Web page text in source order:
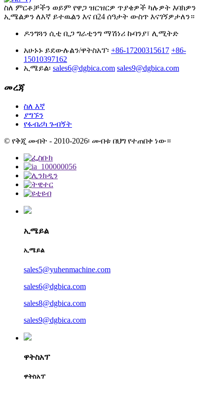
ስለ ምርቶቻችን ወይም የዋጋ ዝርዝርዎ ጥያቄዎች ካሉዎት እባክዎን
ኢሜልዎን ለእኛ ይተዉልን እና በ24 ሰዓታት ውስጥ እናገኝዎታለን።
ዶንግጓን ሲቲ ቢጋ ግራቲንግ ማሽነሪ ኩባንያ፣ ሊሚትድ
አሁኑኑ ይደውሉልን/ዋትስአፕ፡ +86-17200315617 +86-
15010397162
ኢሜይል፡ sales6@dgbica.com sales9@dgbica.com
መረጃ
ስለ እኛ
ያግኙን
የፋብሪካ ጉብኝት
© የቅጂ መብት - 2010-2026፡ መብቱ በህግ የተጠበቀ ነው።
ኢሜይል
ኢሜይል
sales5@yuhenmachine.com
sales6@dgbica.com
sales8@dgbica.com
sales9@dgbica.com
ዋትስአፕ
ዋትስአፕ